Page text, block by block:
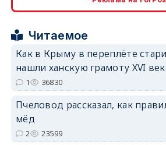
Читаемое
Как в Крыму в переплёте
нашли ханскую грамоту XVI
1 36830
Пчеловод рассказал, как
мёд
2 23599